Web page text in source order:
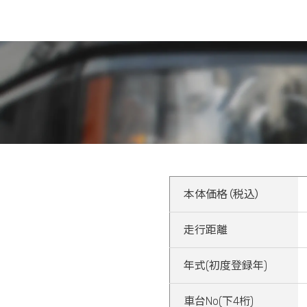
本体価格（税込）
走行距離
年式(初度登録年)
車台No(下4桁)